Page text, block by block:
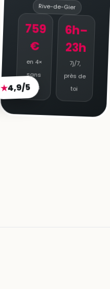
Rive-de-Gier
759
€
en 4×
sans
frais
6h–
23h
7j/7,
près de
toi
★4,9/5